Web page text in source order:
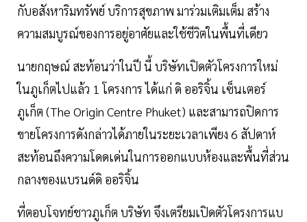
กับอสังหาริมทรัพย์ บริการสุขภาพ มาร่วมเติมเต็ม สร้าง
ความสมบูรณ์ของการอยู่อาศัยและใช้ชีวิตในพื้นที่เดียว
นายกฤษณ์​ สะท้อนว่าในปี นี้ บริษัทเปิดตัวโครงการใหม่
ในภูเก็ตไปแล้ว 1 โครงการ ได้แก่ ดิ ออริจิ้น เซ็นเตอร์
ภูเก็ต (The Origin Centre Phuket) และสามารถปิดการ
ขายโครงการดังกล่าวได้ภายในระยะเวลาเพียง 6 สัปดาห์
สะท้อนถึงความโดดเด่นในการออกแบบห้องและพื้นที่ส่วน
กลางของแบรนด์ดิ ออริจิ้น
ที่ตอบโจทย์ชาวภูเก็ต บริษัท จึงเตรียมเปิดตัวโครงการแบ